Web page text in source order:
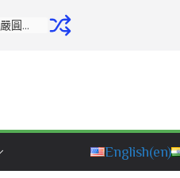
English(en)